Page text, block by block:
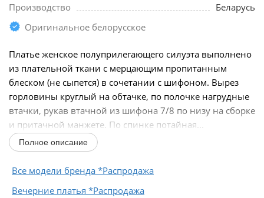
Производство
Беларусь
Оригинальное белорусское
Платье женское полуприлегающего силуэта выполнено
из плательной ткани с мерцающим пропитанным
блеском (не сыпется) в сочетании с шифоном. Вырез
горловины круглый на обтачке, по полочке нагрудные
втачки, рукав втачной из шифона 7/8 по низу на сборке
и притачной манжете. По спинке потайная...
Полное описание
Все модели бренда *Распродажа
Вечерние платья *Распродажа